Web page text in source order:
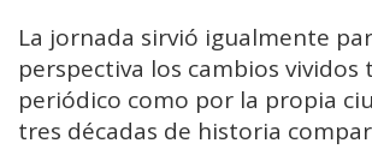
La jornada sirvió igualmente
perspectiva los cambios
periódico como por la propia
tres décadas de historia